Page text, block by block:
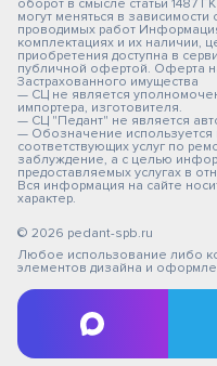
оборот в смысле статьи 1487
могут меняться в
проводимых работ
комплектациях и их наличии,
приобретения доступна в
публичной офертой. Оферта
Застрахованного имущества
— СЦ не является
импортера, изготовителя.
— СЦ "Педант" не является
— Обозначение используется
соответствующих услуг по
заблуждение, а с целью
предоставляемых услугах в
Вся информация на сайте
характер.
© 2026 pedant-spb.ru
Любое использование либо
элементов дизайна и